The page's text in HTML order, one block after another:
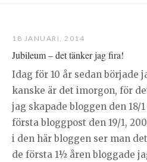
18 JANUARI, 2014
Jubileum – det tänker jag fira!
Idag för 10 år sedan började
kanske är det imorgon, för
jag skapade bloggen den 18/
första bloggpost den 19/1,
i den här bloggen ser man
de första 1½ åren bloggade